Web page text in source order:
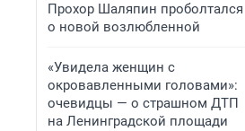
Прохор Шаляпин проболтался
о новой возлюбленной
«Увидела женщин с
окровавленными головами»:
очевидцы — о страшном ДТП
на Ленинградской площади